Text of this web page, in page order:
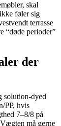
skal
føler sig
terrasse
“døde perioder”
der
solution-dyed
PP, hvis
7–8/8 på
må gerne